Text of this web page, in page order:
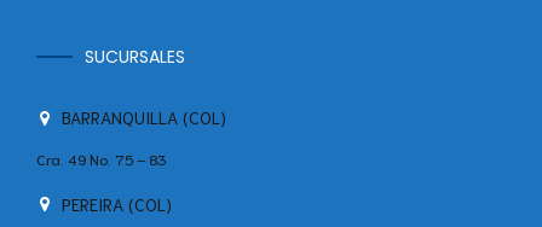
SUCURSALES
BARRANQUILLA (COL)
Cra. 49 No. 75 – 83
PEREIRA (COL)